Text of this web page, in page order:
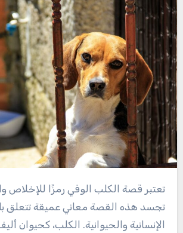
تعتبر قصة الكلب الوفي رمزًا للإخلاص والوفاء، حيث
تجسد هذه القصة معاني عميقة تتعلق
الإنسانية والحيوانية. الكلب، كحيوان